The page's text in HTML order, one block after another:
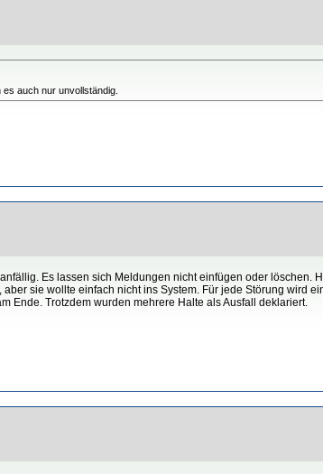
auch nur unvollständig.
Es lassen sich Meldungen nicht einfügen oder löschen.
sie wollte einfach nicht ins System. Für jede Störung wird
Ende. Trotzdem wurden mehrere Halte als Ausfall deklariert.